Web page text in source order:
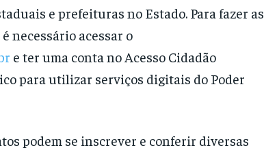
e prefeituras no Estado. Para fazer as
necessário acessar o
e ter uma conta no Acesso Cidadão
para utilizar serviços digitais do Poder
podem se inscrever e conferir diversas